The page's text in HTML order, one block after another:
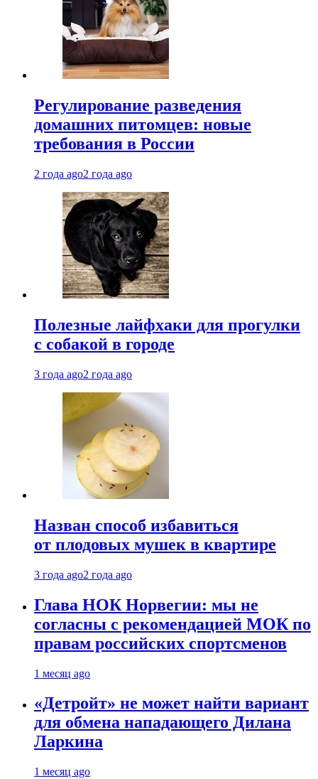
Регулирование разведения
домашних питомцев: новые
требования в России
2 года ago2 года ago
Полезные лайфхаки для прогулки
с собакой в городе
3 года ago2 года ago
Назван способ избавиться
от плодовых мушек в квартире
3 года ago2 года ago
Глава НОК Норвегии: мы не
согласны с рекомендацией МОК по
правам российских спортсменов
1 месяц ago
«Детройт» не может найти вариант
для обмена нападающего Дилана
Ларкина
1 месяц ago